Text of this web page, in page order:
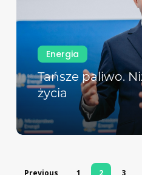
Energia
Tańsze paliwo.
życia